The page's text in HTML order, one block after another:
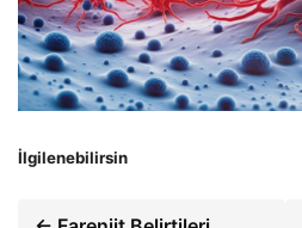
İlgilenebilirsin